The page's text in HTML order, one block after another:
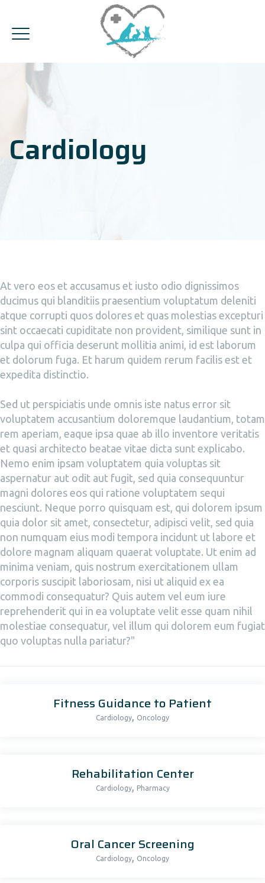
Cardiology
At vero eos et accusamus et iusto odio dignissimos
ducimus qui blanditiis praesentium voluptatum deleniti
atque corrupti quos dolores et quas molestias excepturi
sint occaecati cupiditate non provident, similique sunt in
culpa qui officia deserunt mollitia animi, id est laborum
et dolorum fuga. Et harum quidem rerum facilis est et
expedita distinctio.
Sed ut perspiciatis unde omnis iste natus error sit
voluptatem accusantium doloremque laudantium, totam
rem aperiam, eaque ipsa quae ab illo inventore veritatis
et quasi architecto beatae vitae dicta sunt explicabo.
Nemo enim ipsam voluptatem quia voluptas sit
aspernatur aut odit aut fugit, sed quia consequuntur
magni dolores eos qui ratione voluptatem sequi
nesciunt. Neque porro quisquam est, qui dolorem ipsum
quia dolor sit amet, consectetur, adipisci velit, sed quia
non numquam eius modi tempora incidunt ut labore et
dolore magnam aliquam quaerat voluptate. Ut enim ad
minima veniam, quis nostrum exercitationem ullam
corporis suscipit laboriosam, nisi ut aliquid ex ea
commodi consequatur? Quis autem vel eum iure
reprehenderit qui in ea voluptate velit esse quam nihil
molestiae consequatur, vel illum qui dolorem eum fugiat
quo voluptas nulla pariatur?"
Fitness Guidance to Patient
Cardiology, Oncology
Rehabilitation Center
Cardiology, Pharmacy
Oral Cancer Screening
Cardiology, Oncology